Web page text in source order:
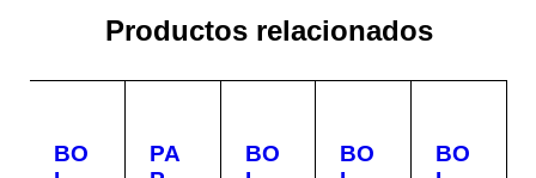
Productos relacionados
BO
PA
BO
BO
BO